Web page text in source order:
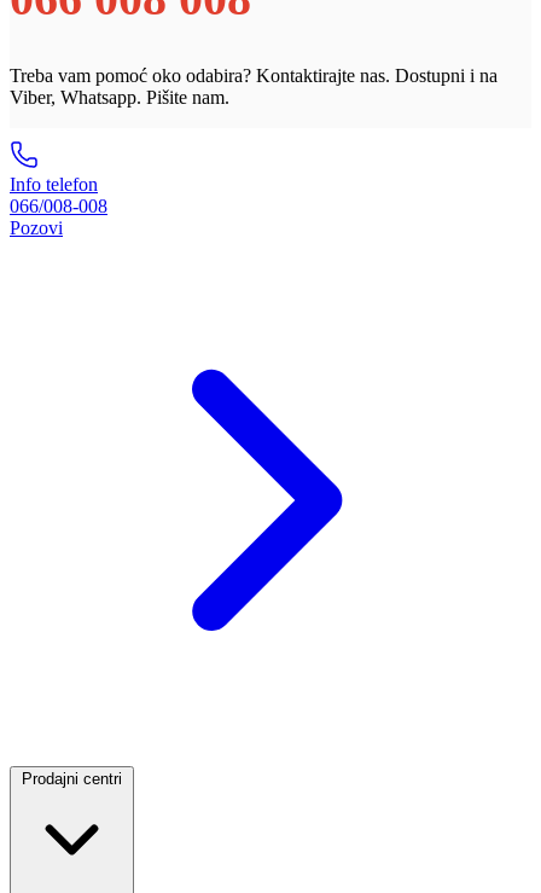
Treba vam pomoć oko odabira? Kontaktirajte nas. Dostupni i na
Viber, Whatsapp. Pišite nam.
Info telefon
066/008-008
Pozovi
Prodajni centri